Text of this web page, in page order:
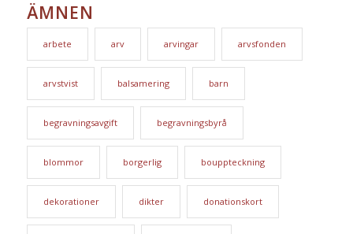
ÄMNEN
arbete arv arvingar arvsfonden
arvstvist balsamering barn
begravningsavgift begravningsbyrå
blommor borgerlig bouppteckning
dekorationer dikter donationskort